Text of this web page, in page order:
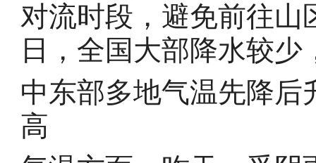
对流时段，避免前往山
日，全国大部降水较
中东部多地气温先降后
高